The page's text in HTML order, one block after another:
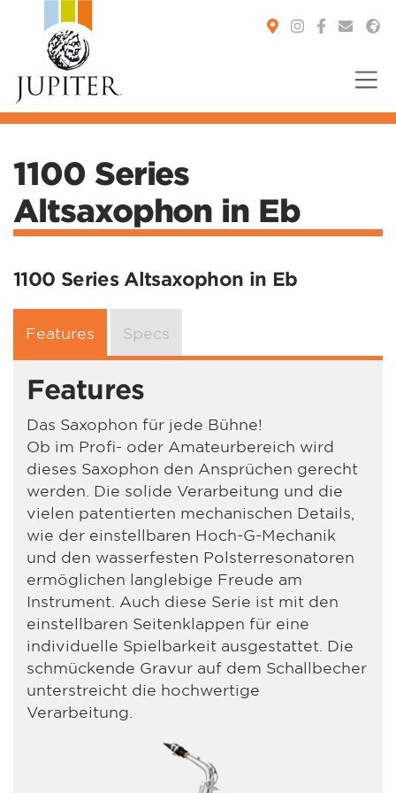
1100 Series
Altsaxophon in Eb
1100 Series Altsaxophon in Eb
Features Specs
Features
Das Saxophon für jede Bühne!
Ob im Profi- oder Amateurbereich wird
dieses Saxophon den Ansprüchen gerecht
werden. Die solide Verarbeitung und die
vielen patentierten mechanischen Details,
wie der einstellbaren Hoch-G-Mechanik
und den wasserfesten Polsterresonatoren
ermöglichen langlebige Freude am
Instrument. Auch diese Serie ist mit den
einstellbaren Seitenklappen für eine
individuelle Spielbarkeit ausgestattet. Die
schmückende Gravur auf dem Schallbecher
unterstreicht die hochwertige
Verarbeitung.